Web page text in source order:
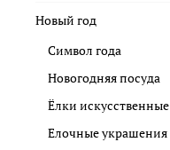
Новый год
Символ года
Новогодняя посуда
Ёлки искусственные
Елочные украшения